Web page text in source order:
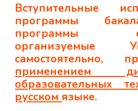
Вступительные
программы
программы
организуемые
самостоятельно,
применением
образовательных
русском языке.